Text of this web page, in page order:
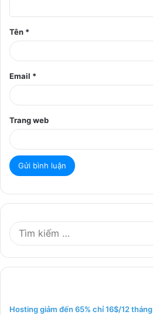
Tên *
Email *
Trang web
Hosting giảm đến 65% chỉ 16$/12 tháng